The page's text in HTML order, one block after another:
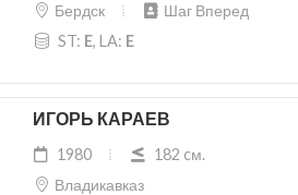
Бердск
Шаг Вперед
ST: E, LA: E
ИГОРЬ КАРАЕВ
1980
182 cм.
Владикавказ